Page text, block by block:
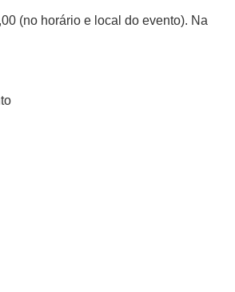
(no horário e local do evento). Na